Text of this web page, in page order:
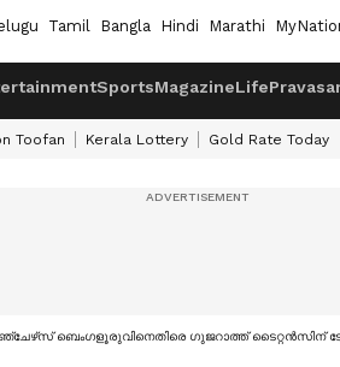
Tamil Bangla Hindi Marathi
SportsMagazineLife
Toofan Kerala Lottery Gold Rate Today
ബെംഗളൂരുവിനെതിരെ ഗുജറാത്ത് ടൈറ്റന്‍സിന് ടോസ്